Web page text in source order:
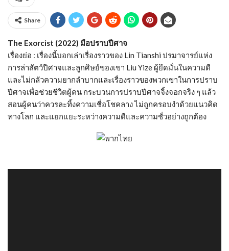
Share
The Exorcist (2022) มือปราบปีศาจ
เรื่องย่อ : เรื่องนี้บอกเล่าเรื่องราวของ Lin Tianshi ปรมาจารย์แห่ง
การล่าสัตว์ปีศาจและลูกศิษย์ของเขา Liu Yize ผู้ยึดมั่นในความดี
และไม่กลัวความยากลำบากและเรื่องราวของพวกเขาในการปราบ
ปีศาจเพื่อช่วยชีวิตผู้คน กระบวนการปราบปีศาจจิ้งจอกจริง ๆ แล้ว
สอนผู้คนว่าควรละทิ้งความเชื่อโชคลาง ไม่ถูกครอบงำด้วยแนวคิด
ทางโลก และแยกแยะระหว่างความดีและความชั่วอย่างถูกต้อง